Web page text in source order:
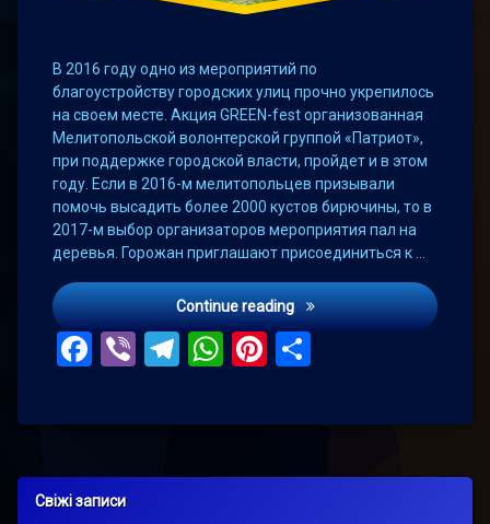
В 2016 году одно из мероприятий по
благоустройству городских улиц прочно укрепилось
на своем месте. Акция GREEN-fest организованная
Мелитопольской волонтерской группой «Патриот»,
при поддержке городской власти, пройдет и в этом
году. Если в 2016-м мелитопольцев призывали
помочь высадить более 2000 кустов бирючины, то в
2017-м выбор организаторов мероприятия пал на
деревья. Горожан приглашают присоединиться к …
Continue readingМелитопольцы высадят
Facebook
ViberTelegram
WhatsApp
Pinterest
Свіжі записи